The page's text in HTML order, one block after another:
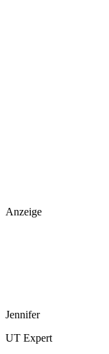
Anzeige
Jennifer
UT Expert